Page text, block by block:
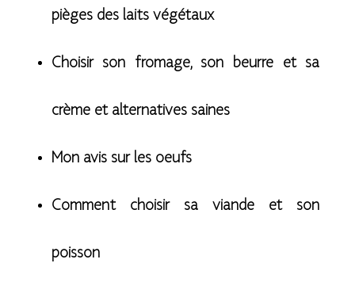
pièges des laits végétaux
Choisir son fromage, son beurre et sa
crème et alternatives saines
Mon avis sur les oeufs
Comment choisir sa viande et son
poisson